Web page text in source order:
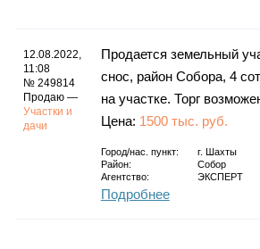
Инфо
Гороскоп
12.08.2022,
11:08
№ 249814
Продаю —
Участки и
дачи
Продается земельный
снос, район Собора, 4
на участке. Торг
Цена: 1500 тыс. руб.
Город/нас. пункт: г.
Шахты
Район:
Собор
Агентство:
ЭКСПЕРТ
Подробнее